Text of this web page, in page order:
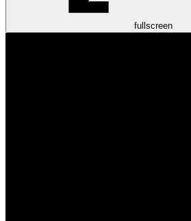
fullscreen